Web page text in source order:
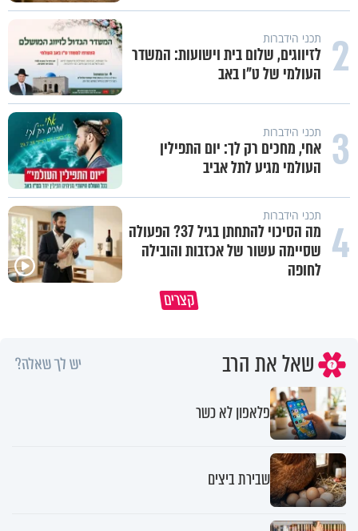
2 תכני הידברות
לזיווגים, שלום בית וישועות: המשדר
העולמי של ט"ו באב
3 תכני הידברות
אחי, מחכים רק לך: יום התפילין
העולמי מגיע לתל אביב
4 תכני הידברות
מה הסיכוי להתחתן בגיל 37? הפעולה
שסיימה עשור של אכזבות והובילה
לחופה
קצרים
תעשה עם האהבת השם שלך משהו
פותחים פתח קטן - ומקבלים
שאל את הרב יש לך שאלה?
פלאפון לא כשר
שבירת ביצים